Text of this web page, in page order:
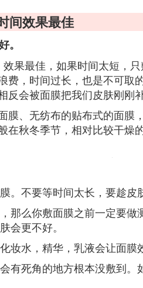
间效果最佳
。
果最佳，如果时间太短，
费，时间过长，也是不可取
反会被面膜把我们皮肤刚刚
膜、无纺布的贴布式的面膜
在秋冬季节，相对比较干燥
。不要等时间太长，要趁皮
那么你敷面膜之前一定要
会更不好。
妆水，精华，乳液会让面膜
有死角的地方根本没敷到